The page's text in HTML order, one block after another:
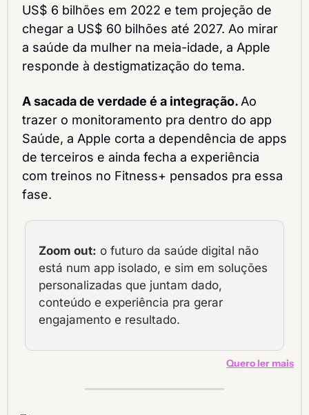
US$ 6 bilhões em 2022 e tem projeção de
chegar a US$ 60 bilhões até 2027. Ao mirar
a saúde da mulher na meia-idade, a Apple
responde à destigmatização do tema.
A sacada de verdade é a integração. Ao
trazer o monitoramento pra dentro do app
Saúde, a Apple corta a dependência de apps
de terceiros e ainda fecha a experiência
com treinos no Fitness+ pensados pra essa
fase.
Zoom out: o futuro da saúde digital não
está num app isolado, e sim em soluções
personalizadas que juntam dado,
conteúdo e experiência pra gerar
engajamento e resultado.
Quero ler mais